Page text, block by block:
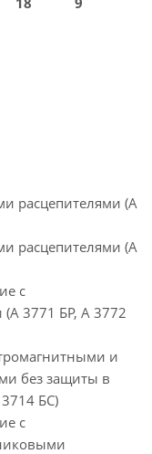
расцепителями (А
расцепителями (А
с
3771 БР, А 3772
и
без защиты в
БС)
с